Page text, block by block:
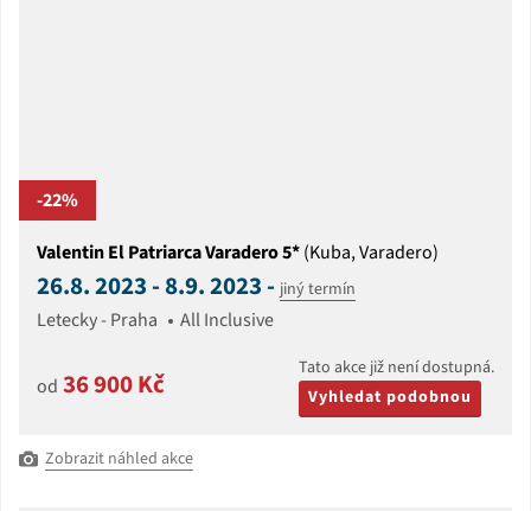
-22%
Valentin El Patriarca Varadero 5*(Kuba, Varadero)
26.8. 2023 - 8.9. 2023 - jiný termín
Letecky - Praha All Inclusive
od 36 900 Kč
Tato akce již není dostupná.
Vyhledat podobnou
Zobrazit náhled akce